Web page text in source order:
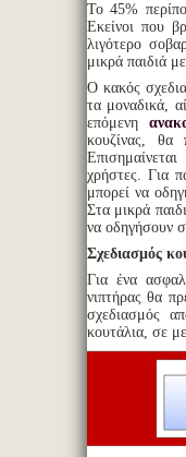
Το 45%
Εκείνοι που
λιγότερο
μικρά παιδιά
Ο κακός
τα μοναδικά,
επόμενη
κουζίνας, θα
χρήστες. Για
μπορεί να
Στα μικρά
να οδηγήσουν
Σχεδιασμός
Για ένα
νιπτήρας θα
σχεδιασμός
κουτάλια, σε